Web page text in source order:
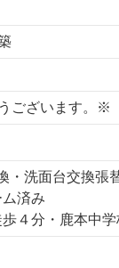
ございます。※
・洗面台交換張
済み
４分・鹿本中